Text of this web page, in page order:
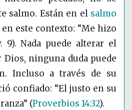
salmo. Están en el salmo
este contexto: “Me hizo
9). Nada puede alterar el
Dios, ninguna duda puede
Incluso a través de su
confiado: “El justo en su
(Proverbios 14:32).